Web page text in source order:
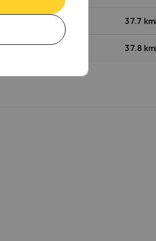
37.7 km
37.8 km